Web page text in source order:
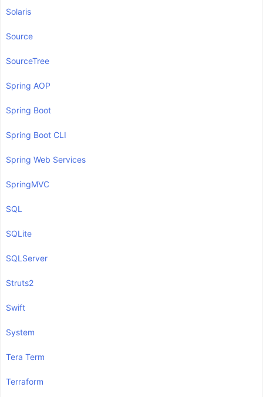
Solaris
Source
SourceTree
Spring AOP
Spring Boot
Spring Boot CLI
Spring Web Services
SpringMVC
SQL
SQLite
SQLServer
Struts2
Swift
System
Tera Term
Terraform